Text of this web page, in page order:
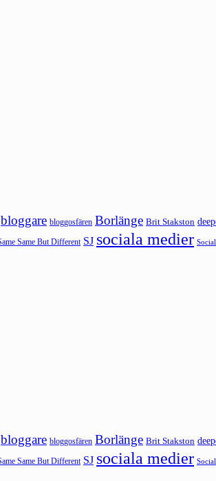
bloggare bloggosfären Borlänge Brit Stakston
Same But Different SJ sociala medier
bloggare bloggosfären Borlänge Brit Stakston
Same But Different SJ sociala medier